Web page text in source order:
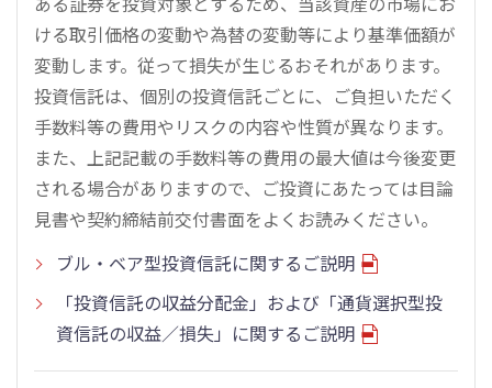
ける取引価格の変動や為替の変動等により基準価額が
変動します。従って損失が生じるおそれがあります。
投資信託は、個別の投資信託ごとに、ご負担いただく
手数料等の費用やリスクの内容や性質が異なります。
また、上記記載の手数料等の費用の最大値は今後変更
される場合がありますので、ご投資にあたっては目論
見書や契約締結前交付書面をよくお読みください。
ブル・ベア型投資信託に関するご説明
「投資信託の収益分配金」および「通貨選択型投
資信託の収益／損失」に関するご説明